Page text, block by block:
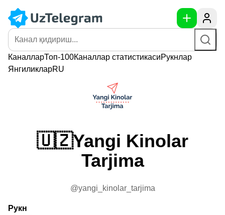
КаналларТоп-100Каналлар статистикасиРукнлар
ЯнгиликларRU
🇺🇿Yangi Kinolar
Tarjima
@yangi_kinolar_tarjima
Рукн